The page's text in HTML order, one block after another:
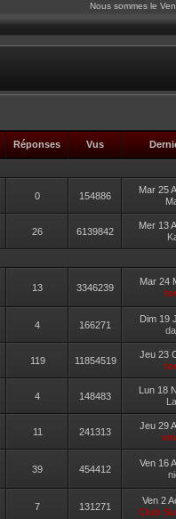
Nous sommes le
Réponses Vus
0 154886
Mar 25
26 6139842
Mer 13
13 3346239
Mar 24
4 166271
Dim 19
119 11854519
Jeu 23
4 148483
Lun 18
11 241313
Jeu 29
39 454412
Ven 16
7 131271
Ven 2
Club